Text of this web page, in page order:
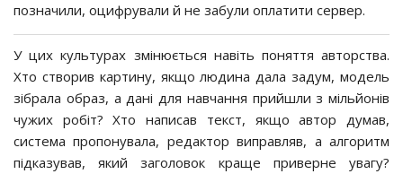
позначили, оцифрували й не забули оплатити сервер.
У цих культурах змінюється навіть поняття авторства.
Хто створив картину, якщо людина дала задум, модель
зібрала образ, а дані для навчання прийшли з мільйонів
чужих робіт? Хто написав текст, якщо автор думав,
система пропонувала, редактор виправляв, а алгоритм
підказував, який заголовок краще приверне увагу?